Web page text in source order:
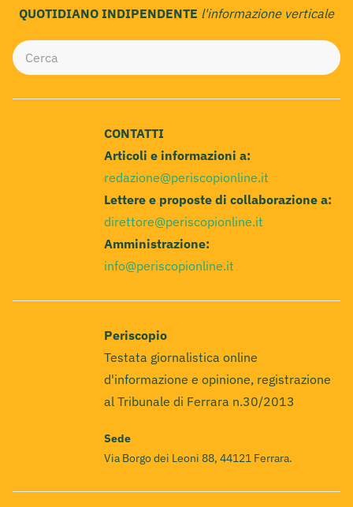
QUOTIDIANO INDIPENDENTE l'informazione verticale
CONTATTI
Articoli e informazioni a:
redazione@periscopionline.it
Lettere e proposte di collaborazione a:
direttore@periscopionline.it
Amministrazione:
info@periscopionline.it
Periscopio
Testata giornalistica online
d'informazione e opinione, registrazione
al Tribunale di Ferrara n.30/2013
Sede
Via Borgo dei Leoni 88, 44121 Ferrara.